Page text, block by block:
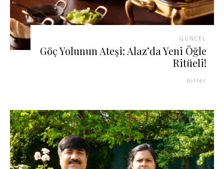
GÜNCEL
Göç Yolunun Ateşi: Alaz’da Yeni Öğle
Ritüeli!
bitter